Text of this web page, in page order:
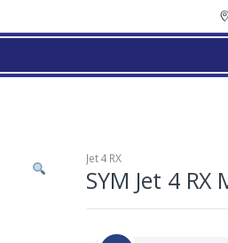
Jet 4 RX
SYM Jet 4